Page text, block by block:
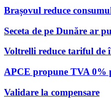
Brașovul reduce
Seceta de pe Dunăre ar
Voltrelli reduce tariful de
APCE propune TVA 0%
Validare la compensare